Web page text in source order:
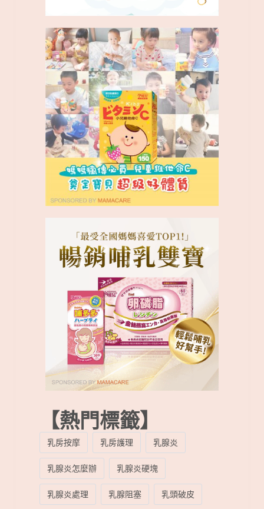
【熱門標籤】
乳房按摩 乳房護理
乳腺炎
乳腺炎怎麼辦
乳腺炎硬塊
乳腺炎處理
乳腺阻塞
乳頭破皮